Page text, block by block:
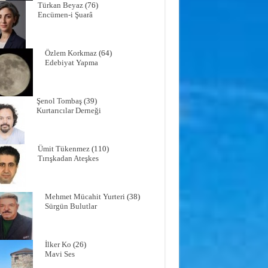
Türkan Beyaz(76)
Encümen-i Şuarâ
Özlem Korkmaz(64)
Edebiyat Yapma
Şenol Tombaş(39)
Kurtarıcılar Derneği
Ümit Tükenmez(110)
Tırışkadan Ateşkes
Mehmet Mücahit Yurteri(38)
Sürgün Bulutlar
İlker Ko (26)
Mavi Ses